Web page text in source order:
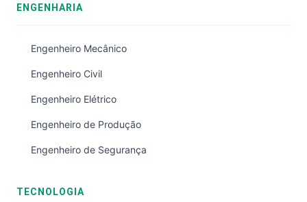
ENGENHARIA
Engenheiro Mecânico
Engenheiro Civil
Engenheiro Elétrico
Engenheiro de Produção
Engenheiro de Segurança
TECNOLOGIA